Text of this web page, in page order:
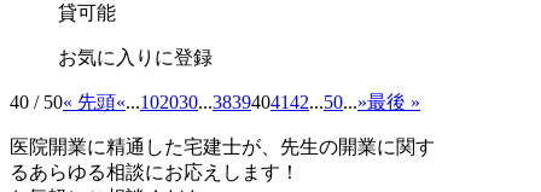
貸可能
お気に入りに登録
40 / 50« 先頭«...102030...3839404142...50...»最後 »
医院開業に精通した宅建士が、 先生の開業に関す
るあらゆる相談にお応えします！